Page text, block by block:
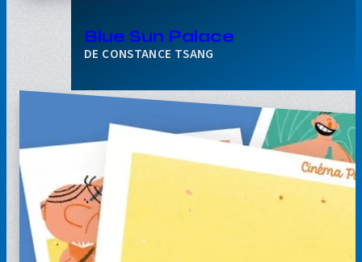
Blue Sun Palace
CONSTANCE TSANG